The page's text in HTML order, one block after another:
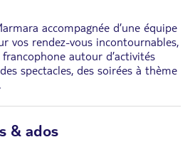
accompagnée d’une équipe
vos rendez-vous incontournables,
autour d’activités
spectacles, des soirées à thème
& ados